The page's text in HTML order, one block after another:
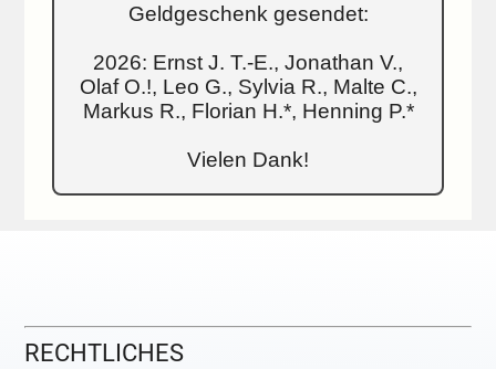
Geldgeschenk gesendet:
2026: Ernst J. T.-E., Jonathan V.,
Olaf O.!, Leo G., Sylvia R., Malte C.,
Markus R., Florian H.*, Henning P.*
Vielen Dank!
RECHTLICHES